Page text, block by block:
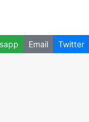
Email Twitter